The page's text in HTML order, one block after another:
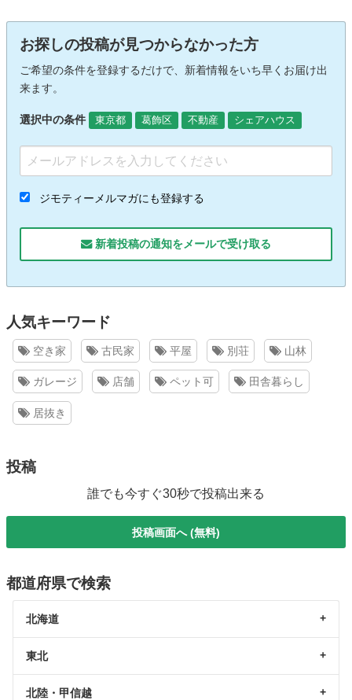
お探しの投稿が見つからなかった方
ご希望の条件を登録するだけで、新着情報をいち早くお届け出
来ます。
選択中の条件 東京都 葛飾区 不動産 シェアハウス
ジモティーメルマガにも登録する
新着投稿の通知をメールで受け取る
人気キーワード
空き家 古民家 平屋 別荘 山林
ガレージ 店舗 ペット可 田舎暮らし
居抜き
投稿
誰でも今すぐ30秒で投稿出来る
投稿画面へ (無料)
都道府県で検索
北海道
東北
北陸・甲信越